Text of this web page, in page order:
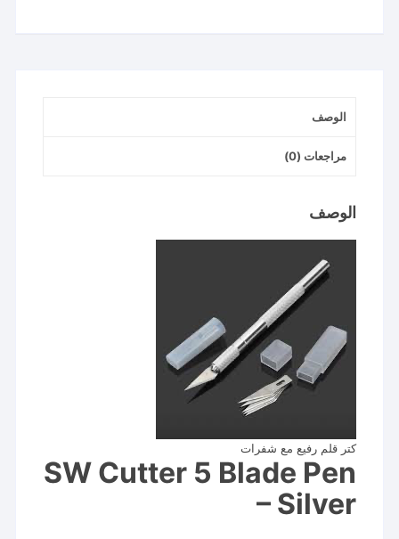
Pen
الوصف
مراجعات (0)
الوصف
كتر قلم رفيع مع شفرات
SW Cutter 5 Blade Pen
– Silver